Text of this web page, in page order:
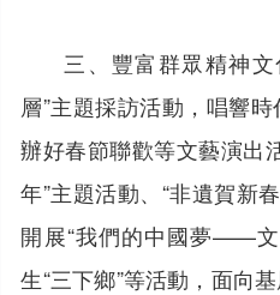
三、豐富群眾精神
層”主題採訪活動，唱響
辦好春節聯歡等文藝演出
年”主題活動、“非遺賀新
開展“我們的中國夢——
生“三下鄉”等活動，面向